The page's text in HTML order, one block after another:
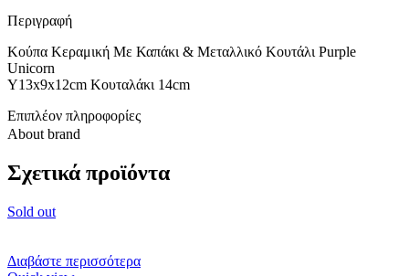
Περιγραφή
Κούπα Κεραμική Με Καπάκι & Μεταλλικό Κουτάλι Purple
Unicorn
Υ13x9x12cm Κουταλάκι 14cm
Επιπλέον πληροφορίες
About brand
Σχετικά προϊόντα
Sold out
Διαβάστε περισσότερα